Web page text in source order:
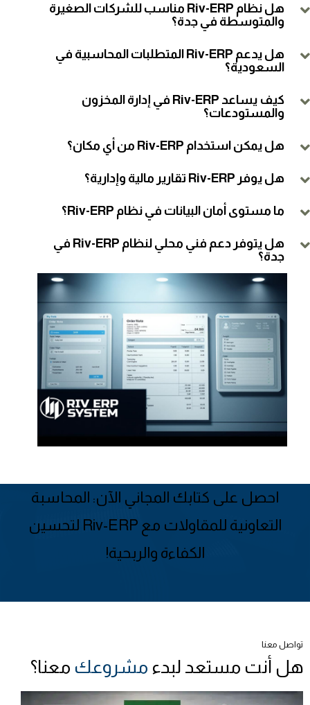
هل نظام Riv-ERP مناسب للشركات الصغيرة
والمتوسطة في جدة؟
هل يدعم Riv-ERP المتطلبات المحاسبية في
السعودية؟
كيف يساعد Riv-ERP في إدارة المخزون
والمستودعات؟
هل يمكن استخدام Riv-ERP من أي مكان؟
هل يوفر Riv-ERP تقارير مالية وإدارية؟
ما مستوى أمان البيانات في نظام Riv-ERP؟
هل يتوفر دعم فني محلي لنظام Riv-ERP في
جدة؟
احصل على كتابك المجاني الآن: المحاسبة
التعاونية للمقاولات مع Riv-ERP لتحسين
الكفاءة والربحية!
تواصل معنا
هل أنت مستعد لبدء مشروعك معنا؟